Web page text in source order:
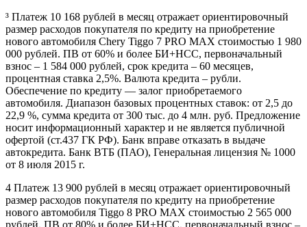
³ Платеж 10 168 рублей в месяц отражает ориентировочный
размер расходов покупателя по кредиту на приобретение
нового автомобиля Chery Tiggo 7 PRO MAX стоимостью 1 980
000 рублей. ПВ от 60% и более БИ+НСС, первоначальный
взнос – 1 584 000 рублей, срок кредита – 60 месяцев,
процентная ставка 2,5%. Валюта кредита – рубли.
Обеспечение по кредиту — залог приобретаемого
автомобиля. Диапазон базовых процентных ставок: от 2,5 до
22,9 %, сумма кредита от 300 тыс. до 4 млн. руб. Предложение
носит информационный характер и не является публичной
офертой (ст.437 ГК РФ). Банк вправе отказать в выдаче
автокредита. Банк ВТБ (ПАО), Генеральная лицензия № 1000
от 8 июля 2015 г.
4 Платеж 13 900 рублей в месяц отражает ориентировочный
размер расходов покупателя по кредиту на приобретение
нового автомобиля Tiggo 8 PRO MAX стоимостью 2 565 000
рублей. ПВ от 80% и более БИ+НСС, первоначальный взнос –